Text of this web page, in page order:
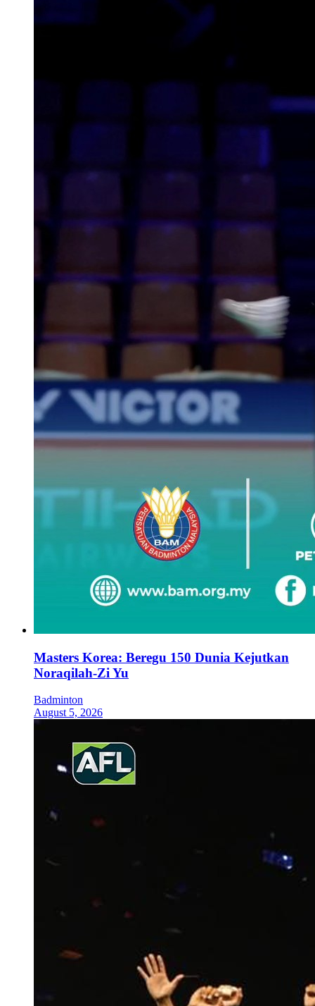
Masters Korea: Beregu 150 Dunia Kejutkan
Noraqilah-Zi Yu
Badminton
August 5, 2026